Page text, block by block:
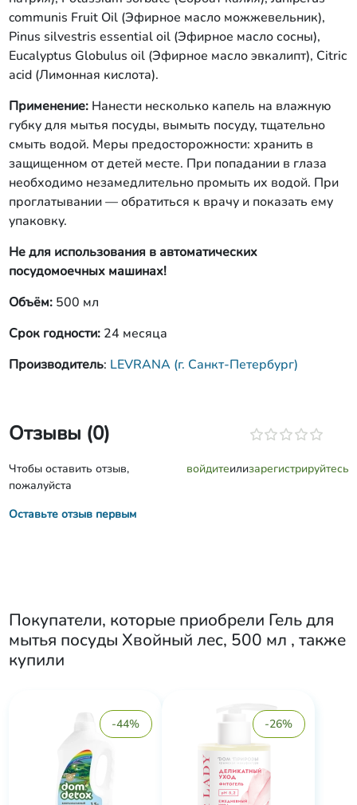
communis Fruit Oil (Эфирное масло можжевельник),
Pinus silvestris essential oil (Эфирное масло сосны),
Eucalyptus Globulus oil (Эфирное масло эвкалипт), Citric
acid (Лимонная кислота).
Применение: Нанести несколько капель на влажную
губку для мытья посуды, вымыть посуду, тщательно
смыть водой. Меры предосторожности: хранить в
защищенном от детей месте. При попадании в глаза
необходимо незамедлительно промыть их водой. При
проглатывании — обратиться к врачу и показать ему
упаковку.
Не для использования в автоматических
посудомоечных машинах!
Объём:500 мл
Срок годности:24 месяца
Производитель: LEVRANA (г. Санкт-Петербург)
Отзывы (0)
Чтобы оставить отзыв,
пожалуйста
войдитеилизарегистрируйтесь
Оставьте отзыв первым
Покупатели, которые приобрели Гель для
мытья посуды Хвойный лес, 500 мл , также
купили
-44% -26%